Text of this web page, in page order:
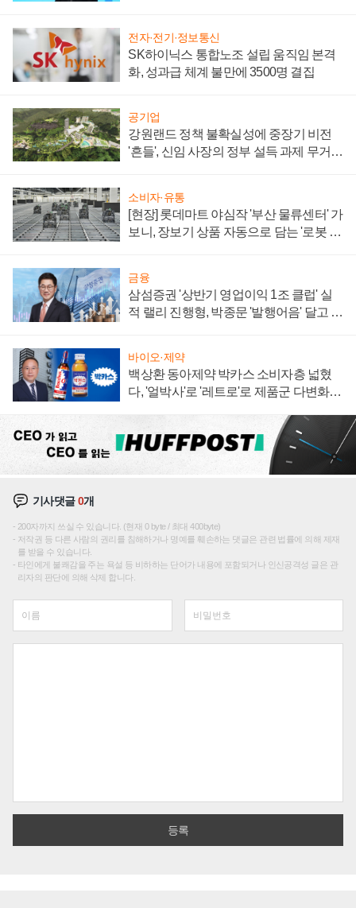
전자·전기·정보통신
SK하이닉스 통합노조 설립 움직임 본격
화, 성과급 체계 불만에 3500명 결집
공기업
강원랜드 정책 불확실성에 중장기 비전
'흔들', 신임 사장의 정부 설득 과제 무거워
소비자·유통
[현장] 롯데마트 야심작 '부산 물류센터' 가
보니, 장보기 상품 자동으로 담는 '로봇 40
금융
삼섬증권 '상반기 영업이익 1조 클럽' 실
적 랠리 진행형, 박종문 '발행어음' 달고 연
바이오·제약
백상환 동아제약 박카스 소비자층 넓혔
다, '얼박사'로 '레트로'로 제품군 다변화
기사댓글0개
200자까지 쓰실 수 있습니다. (현재 0 byte / 최대 400byte)
저작권 등 다른 사람의 권리를 침해하거나 명예를 훼손하는 댓글은 관련 법률에 의해 제재
를 받을 수 있습니다.
타인에게 불쾌감을 주는 욕설 등 비하하는 단어가 내용에 포함되거나 인신공격성 글은 관
리자의 판단에 의해 삭제 합니다.